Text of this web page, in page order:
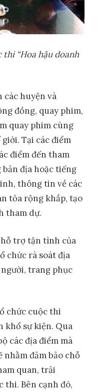
“Hoa hậu doanh
các huyện và
đồng, quay phim,
quay phim cùng
Tại các điểm
điểm đến tham
địa hoặc tiếng
thông tin về các
tỏa rộng khắp, tạo
tham dự.
trợ tận tình của
chức rà soát địa
trang phục
chức cuộc thi
khổ sự kiện. Qua
các địa điểm mà
đảm bảo chỗ
quan, trải
Bên cạnh đó,